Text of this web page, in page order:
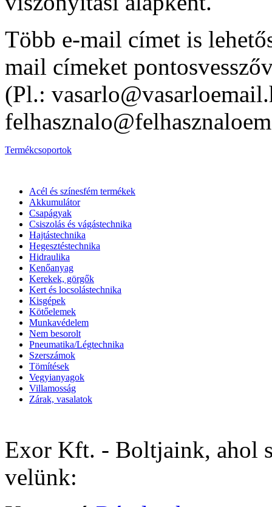
Több e-mail címet is
mail címeket
(Pl.:
Termékcsoportok
Acél és színesfém termékek
Akkumulátor
Csapágyak
Csiszolás és vágástechnika
Hajtástechnika
Hegesztéstechnika
Hidraulika
Kenőanyag
Kerekek, görgők
Kert és locsolástechnika
Kisgépek
Kötőelemek
Munkavédelem
Nem besorolt
Pneumatika/Légtechnika
Szerszámok
Tömítések
Vegyianyagok
Villamosság
Zárak, vasalatok
Exor Kft. - Boltjaink, ahol
velünk: